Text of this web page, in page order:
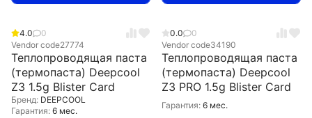
4.0
0
Vendor code27774
Теплопроводящая паста
(термопаста) Deepcool
Z3 1.5g Blister Card
Бренд: DEEPCOOL
Гарантия: 6 мес.
0.0
0
Vendor code34190
Теплопроводящая паста
(термопаста) Deepcool
Z3 PRO 1.5g Blister Card
Гарантия: 6 мес.